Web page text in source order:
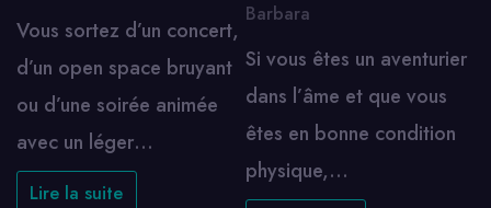
Vous sortez d’un concert,
d’un open space bruyant
ou d’une soirée animée
avec un léger…
Lire la suite
Barbara
Si vous êtes un aventurier
dans l’âme et que vous
êtes en bonne condition
physique,…